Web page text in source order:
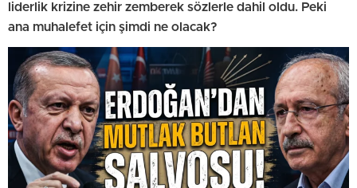
liderlik krizine zehir zemberek sözlerle dahil oldu. Peki
ana muhalefet için şimdi ne olacak?